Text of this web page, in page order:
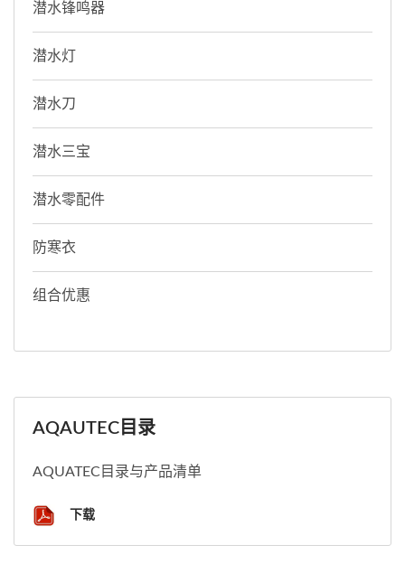
潜水锋鸣器
潜水灯
潜水刀
潜水三宝
潜水零配件
防寒衣
组合优惠
AQAUTEC目录
AQUATEC目录与产品清单
下载